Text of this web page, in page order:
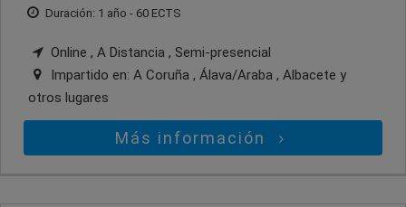
Duración: 1 año - 60 ECTS
Online , A Distancia , Semi-presencial
Impartido en: A Coruña , Álava/Araba , Albacete y
otros lugares
Más información